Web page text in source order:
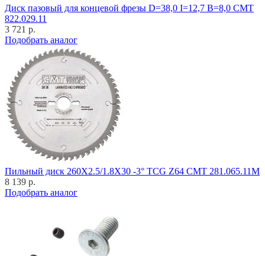
Диск пазовый для концевой фрезы D=38,0 I=12,7 B=8,0 CMT
822.029.11
3 721 р.
Подобрать аналог
Пильный диск 260X2.5/1.8X30 -3° TCG Z64 CMT 281.065.11M
8 139 р.
Подобрать аналог